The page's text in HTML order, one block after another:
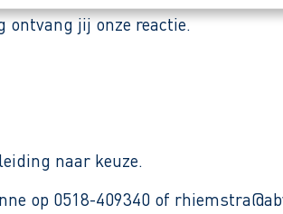
ontvang jij onze reactie.
naar keuze.
op 0518-409340 of